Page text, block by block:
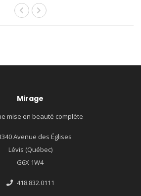
Mirage
mise en beauté complète
Avenue des Églises
Lévis (Québec)
G6X 1W4
418.832.0111